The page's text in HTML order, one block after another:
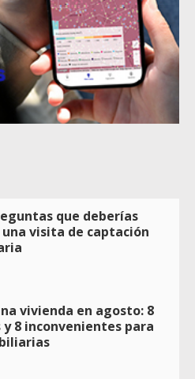
que deberías
una visita de captación
vivienda en agosto: 8
8 inconvenientes para